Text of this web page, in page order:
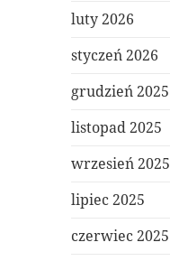
luty 2026
styczeń 2026
grudzień 2025
listopad 2025
wrzesień 2025
lipiec 2025
czerwiec 2025